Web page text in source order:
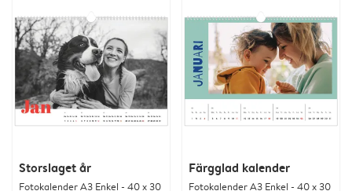
Storslaget år
Fotokalender A3 Enkel - 40 x 30
Färgglad kalender
Fotokalender A3 Enkel - 40 x 30